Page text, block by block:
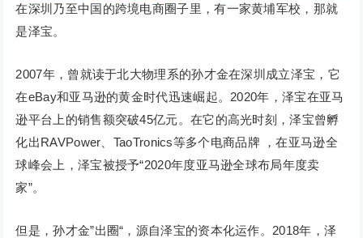
在深圳乃至中国的跨境电商圈子里，有一家黄埔军校，那就
是泽宝。
2007年，曾就读于北大物理系的孙才金在深圳成立泽宝，它
在eBay和亚马逊的黄金时代迅速崛起。2020年，泽宝在亚马
逊平台上的销售额突破45亿元。在它的高光时刻，泽宝曾孵
化出RAVPower、TaoTronics等多个电商品牌 ，在亚马逊全
球峰会上，泽宝被授予“2020年度亚马逊全球布局年度卖
家”。
但是，孙才金”出圈“，源自泽宝的资本化运作。2018年，泽